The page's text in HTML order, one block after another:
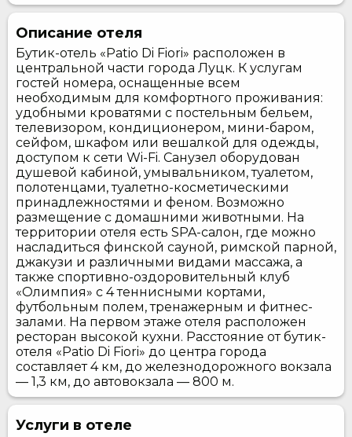
Описание отеля
Бутик-отель «Patio Di Fiori» расположен в
центральной части города Луцк. К услугам
гостей номера, оснащенные всем
необходимым для комфортного проживания:
удобными кроватями с постельным бельем,
телевизором, кондиционером, мини-баром,
сейфом, шкафом или вешалкой для одежды,
доступом к сети Wi-Fi. Санузел оборудован
душевой кабиной, умывальником, туалетом,
полотенцами, туалетно-косметическими
принадлежностями и феном. Возможно
размещение с домашними животными. На
территории отеля есть SPA-салон, где можно
насладиться финской сауной, римской парной,
джакузи и различными видами массажа, а
также спортивно-оздоровительный клуб
«Олимпия» с 4 теннисными кортами,
футбольным полем, тренажерным и фитнес-
залами. На первом этаже отеля расположен
ресторан высокой кухни. Расстояние от бутик-
отеля «Patio Di Fiori» до центра города
составляет 4 км, до железнодорожного вокзала
— 1,3 км, до автовокзала — 800 м.
Услуги в отеле